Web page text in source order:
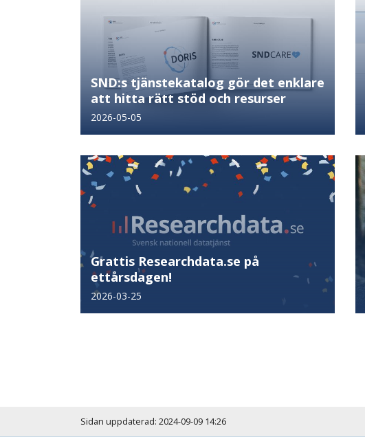
SND:s tjänstekatalog gör det enklare
att hitta rätt stöd och resurser
2026-05-05
Grattis Researchdata.se på
ettårsdagen!
2026-03-25
Sidan uppdaterad: 2024-09-09 14:26